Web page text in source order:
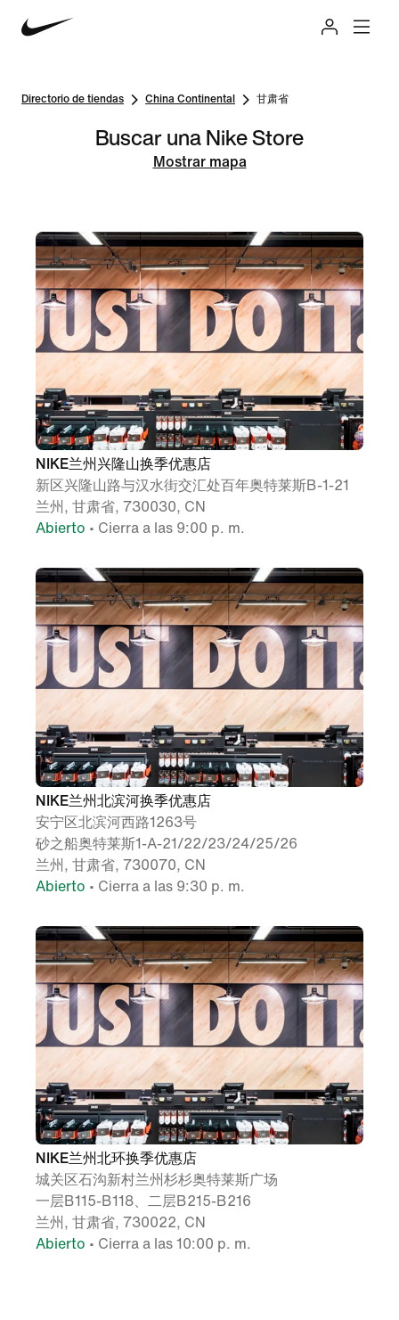
Directorio de tiendas China Continental 甘肃省
Buscar una Nike Store
Mostrar mapa
NIKE兰州兴隆山换季优惠店
新区兴隆山路与汉水街交汇处百年奥特莱斯B-1-21
兰州, 甘肃省, 730030, CN
Abierto • Cierra a las 9:00 p. m.
NIKE兰州北滨河换季优惠店
安宁区北滨河西路1263号
砂之船奥特莱斯1-A-21/22/23/24/25/26
兰州, 甘肃省, 730070, CN
Abierto • Cierra a las 9:30 p. m.
NIKE兰州北环换季优惠店
城关区石沟新村兰州杉杉奥特莱斯广场
一层B115-B118、二层B215-B216
兰州, 甘肃省, 730022, CN
Abierto • Cierra a las 10:00 p. m.